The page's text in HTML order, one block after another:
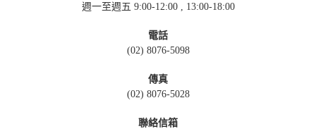
週一至週五 9:00-12:00 , 13:00-18:00
電話
(02) 8076-5098
傳真
(02) 8076-5028
聯絡信箱